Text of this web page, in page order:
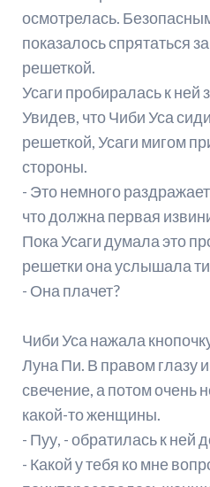
осмотрелась.
показалось спрятаться
решеткой.
Усаги пробиралась к ней
Увидев, что Чиби Уса
решеткой, Усаги мигом
стороны.
- Это немного
что должна первая
Пока Усаги думала это
решетки она услышала
- Она плачет?
Чиби Уса нажала
Луна Пи. В правом глазу
свечение, а потом очень
какой-то женщины.
- Пуу, - обратилась к ней
- Какой у тебя ко мне